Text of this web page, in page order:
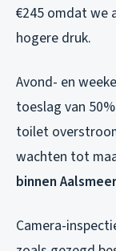
€245 omdat we
hogere druk.
Avond- en
toeslag van
toilet
wachten tot
binnen
Camera-